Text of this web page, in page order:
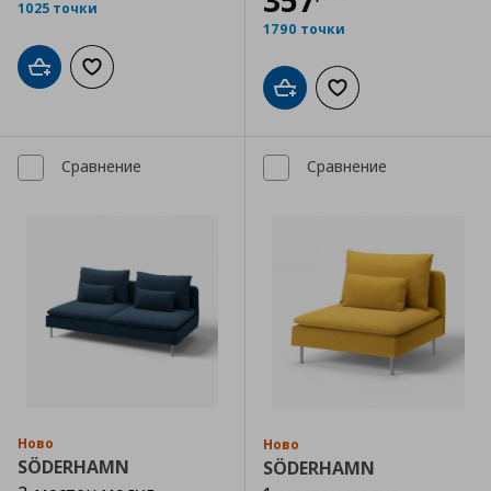
1025 точки
Добави в кошницата
Добави към списъка с любими
1790 точки
Добави в кошницата
Добави към
Сравнение
Ново
SÖDERHAMN
Сравнение
Ново
SÖDERHAMN